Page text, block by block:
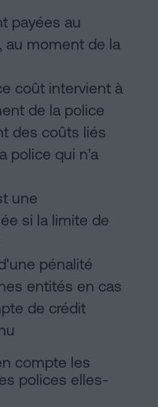
payées au
au moment de la
coût intervient à
de la police
des coûts liés
police qui n'a
une
si la limite de
pénalité
entités en cas
de crédit
compte les
polices elles-